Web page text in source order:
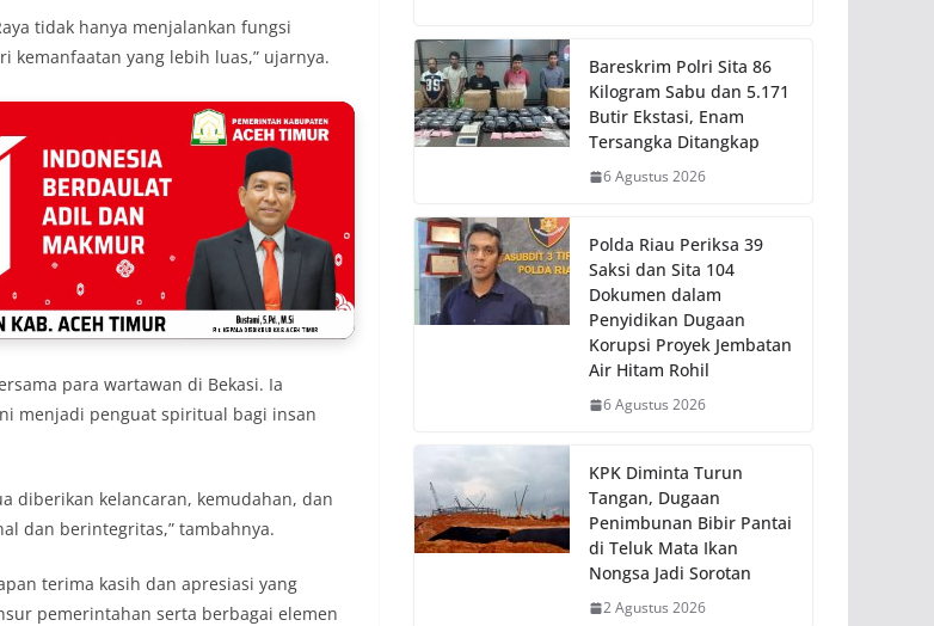
tidak hanya menjalankan fungsi
kemanfaatan yang lebih luas,” ujarnya.
para wartawan di Bekasi. Ia
menjadi penguat spiritual bagi insan
diberikan kelancaran, kemudahan, dan
dan berintegritas,” tambahnya.
terima kasih dan apresiasi yang
pemerintahan serta berbagai elemen
Bareskrim Polri Sita 86
Kilogram Sabu dan 5.171
Butir Ekstasi, Enam
Tersangka Ditangkap
6 Agustus 2026
Polda Riau Periksa 39
Saksi dan Sita 104
Dokumen dalam
Penyidikan Dugaan
Korupsi Proyek Jembatan
Air Hitam Rohil
6 Agustus 2026
KPK Diminta Turun
Tangan, Dugaan
Penimbunan Bibir Pantai
di Teluk Mata Ikan
Nongsa Jadi Sorotan
2 Agustus 2026